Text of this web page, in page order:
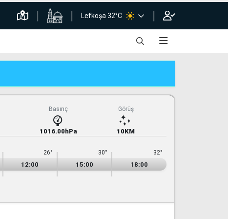
Lefkoşa 32°C
Basınç
1016.00hPa
Görüş
10KM
12:00
26°
15:00
30°
18:00
32°